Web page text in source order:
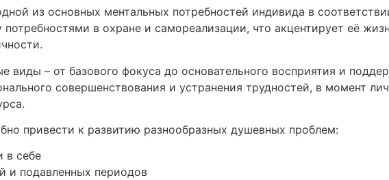
из основных ментальных потребностей индивида в
в охране и самореализации, что акцентирует её
виды – от базового фокуса до основательного восприятия и
совершенствования и устранения трудностей, в момент
привести к развитию разнообразных душевных проблем:
в себе
и подавленных периодов